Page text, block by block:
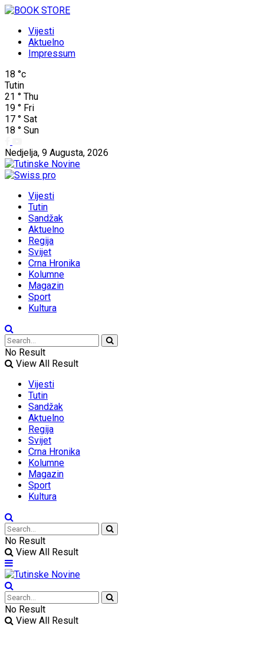
Vijesti
Aktuelno
Impressum
18 °c
Tutin
21 ° Thu
19 ° Fri
17 ° Sat
18 ° Sun
Nedjelja, 9 Augusta, 2026
Vijesti
Tutin
Sandžak
Aktuelno
Regija
Svijet
Crna Hronika
Kolumne
Magazin
Sport
Kultura
No Result
View All Result
Vijesti
Tutin
Sandžak
Aktuelno
Regija
Svijet
Crna Hronika
Kolumne
Magazin
Sport
Kultura
No Result
View All Result
No Result
View All Result